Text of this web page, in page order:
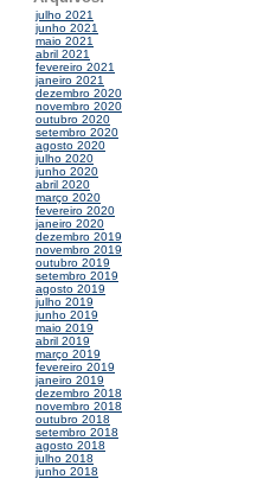
julho 2021
junho 2021
maio 2021
abril 2021
fevereiro 2021
janeiro 2021
dezembro 2020
novembro 2020
outubro 2020
setembro 2020
agosto 2020
julho 2020
junho 2020
abril 2020
março 2020
fevereiro 2020
janeiro 2020
dezembro 2019
novembro 2019
outubro 2019
setembro 2019
agosto 2019
julho 2019
junho 2019
maio 2019
abril 2019
março 2019
fevereiro 2019
janeiro 2019
dezembro 2018
novembro 2018
outubro 2018
setembro 2018
agosto 2018
julho 2018
junho 2018